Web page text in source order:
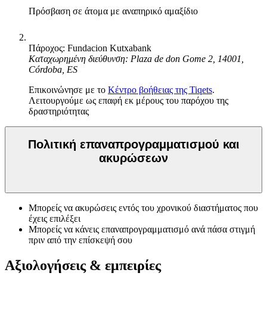
Πρόσβαση σε άτομα με αναπηρικό αμαξίδιο
Πάροχος: Fundacion Kutxabank
Καταχωρημένη διεύθυνση: Plaza de don Gome 2, 14001,
Córdoba, ES
Επικοινώνησε με το Κέντρο βοήθειας της Tiqets.
Λειτουργούμε ως επαφή εκ μέρους του παρόχου της
δραστηριότητας
Πολιτική επαναπρογραμματισμού και
ακυρώσεων
Μπορείς να ακυρώσεις εντός του χρονικού διαστήματος που
έχεις επιλέξει
Μπορείς να κάνεις επαναπρογραμματισμό ανά πάσα στιγμή
πριν από την επίσκεψή σου
Αξιολογήσεις & εμπειρίες